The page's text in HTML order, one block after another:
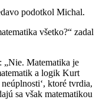
podotkol Michal.
všetko?“ zadal
Matematika je
a logik Kurt
ktoré tvrdia,
sa však matematikou